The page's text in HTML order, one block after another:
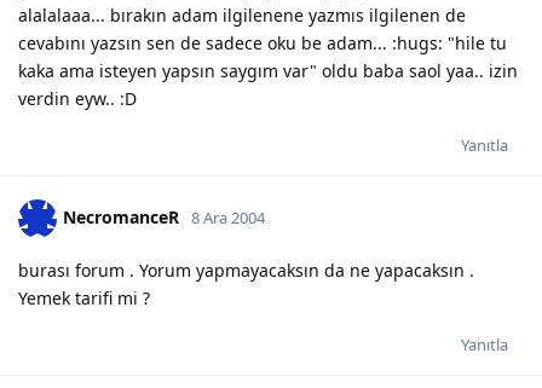
alalalaaa... bırakın adam ilgilenene yazmıs ilgilenen de
cevabını yazsın sen de sadece oku be adam... :hugs: "hile tu
kaka ama isteyen yapsın saygım var" oldu baba saol yaa.. izin
verdin eyw.. :D
Yanıtla
NecromanceR 8 Ara 2004
burası forum . Yorum yapmayacaksın da ne yapacaksın .
Yemek tarifi mi ?
Yanıtla